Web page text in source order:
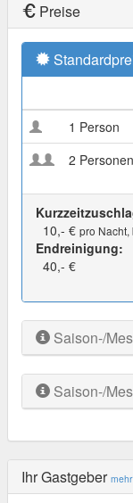
Preise
1 Person
2 Personen
10,- € pro
Endreinigung:
40,- €
Saison-/
Saison-/
Ihr Gastgeber